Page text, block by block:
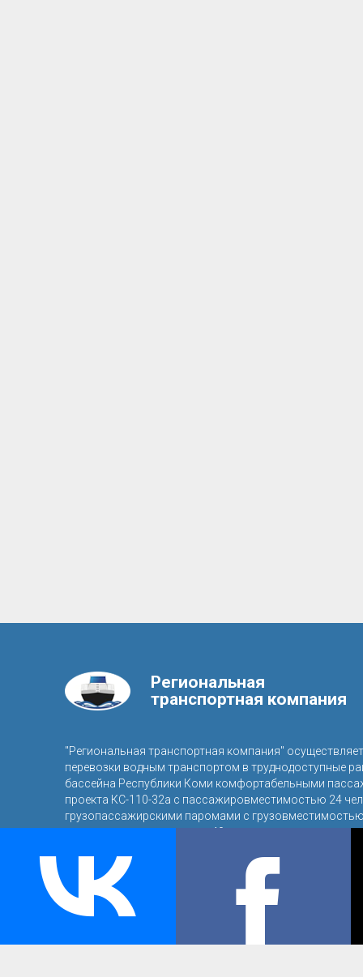
Региональная
транспортная компания
"Региональная транспортная компания"
перевозки водным транспортом в труднодоступные
бассейна Республики Коми комфортабельными
проекта КС-110-32а с пассажировместимостью 24
грузопассажирскими паромами с
пассажировместимостью 40 человек.